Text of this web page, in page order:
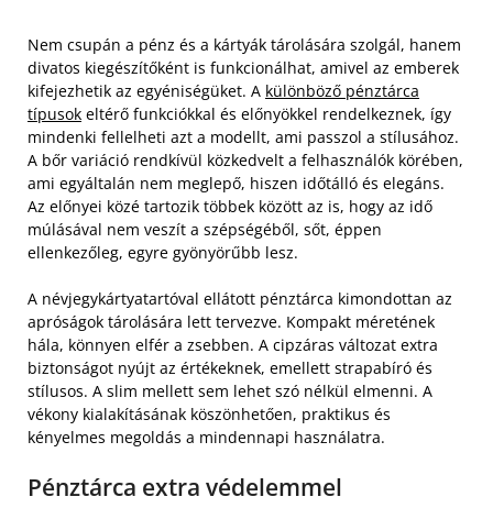
Nem csupán a pénz és a kártyák tárolására szolgál, hanem
divatos kiegészítőként is funkcionálhat, amivel az emberek
kifejezhetik az egyéniségüket. A különböző pénztárca
típusok eltérő funkciókkal és előnyökkel rendelkeznek, így
mindenki fellelheti azt a modellt, ami passzol a stílusához.
A bőr variáció rendkívül közkedvelt a felhasználók körében,
ami egyáltalán nem meglepő, hiszen időtálló és elegáns.
Az előnyei közé tartozik többek között az is, hogy az idő
múlásával nem veszít a szépségéből, sőt, éppen
ellenkezőleg, egyre gyönyörűbb lesz.
A névjegykártyatartóval ellátott pénztárca kimondottan az
apróságok tárolására lett tervezve. Kompakt méretének
hála, könnyen elfér a zsebben. A cipzáras változat extra
biztonságot nyújt az értékeknek, emellett strapabíró és
stílusos. A slim mellett sem lehet szó nélkül elmenni. A
vékony kialakításának köszönhetően, praktikus és
kényelmes megoldás a mindennapi használatra.
Pénztárca extra védelemmel